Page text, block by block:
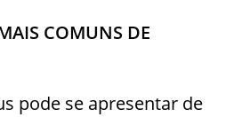
COMUNS DE
pode se apresentar de